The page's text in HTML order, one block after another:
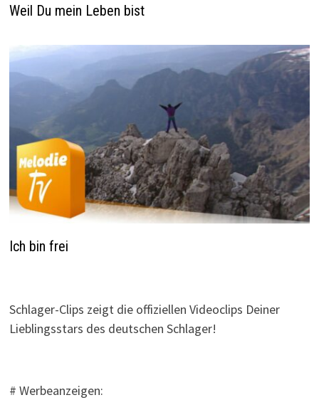
Weil Du mein Leben bist
Ich bin frei
Schlager-Clips zeigt die offiziellen Videoclips Deiner
Lieblingsstars des deutschen Schlager!
# Werbeanzeigen: